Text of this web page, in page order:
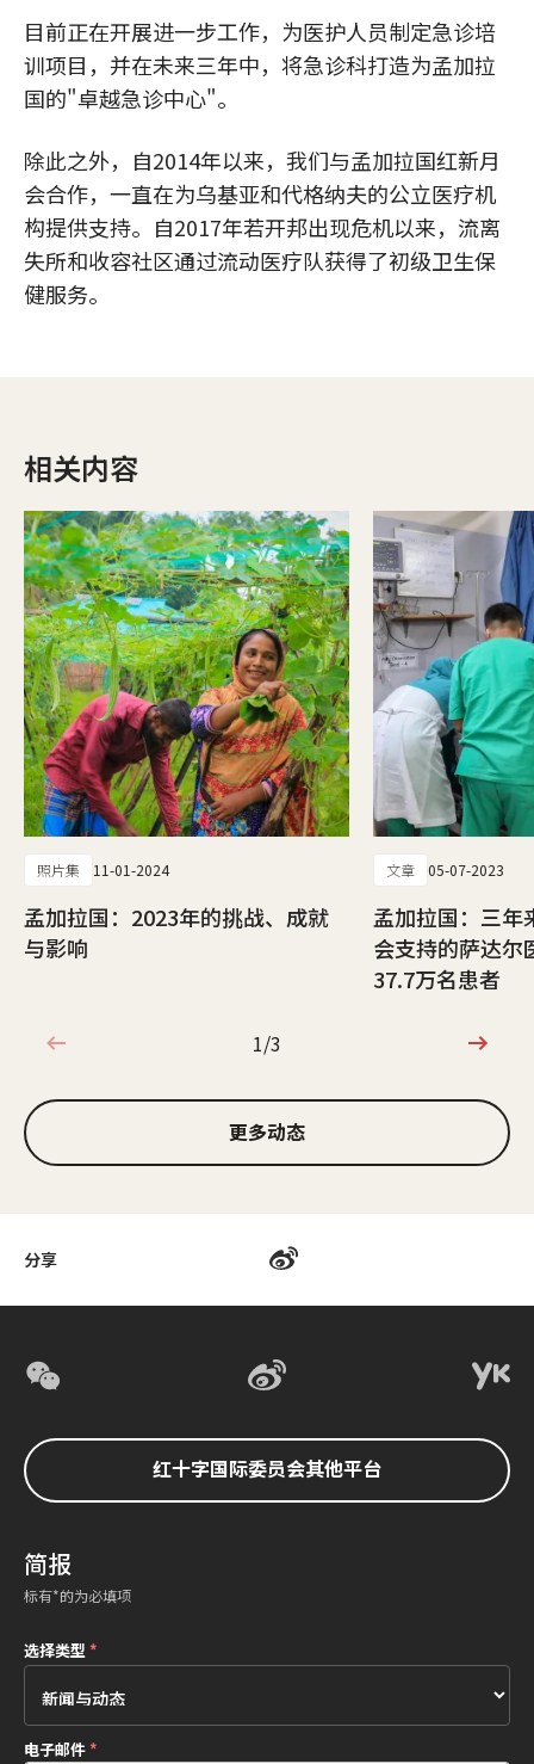
分享
目前正在开展进一步工作，为医护人员制定急诊培
训项目，并在未来三年中，将急诊科打造为孟加拉
国的"卓越急诊中心"。
除此之外，自2014年以来，我们与孟加拉国红新月
会合作，一直在为乌基亚和代格纳夫的公立医疗机
构提供支持。自2017年若开邦出现危机以来，流离
失所和收容社区通过流动医疗队获得了初级卫生保
健服务。
相关内容
照片集 11-01-2024
孟加拉国：2023年的挑战、成就
与影响
文章 05-07-2023
孟加拉国：三年
会支持的萨达尔
37.7万名患者
1/3
1/3
更多动态
红十字国际委员会其他平台
简报
标有*的为必填项
选择类型 *
电子邮件*